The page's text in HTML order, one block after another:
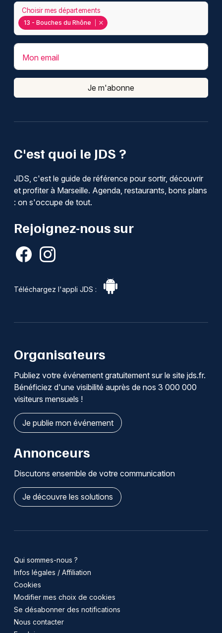
C'est quoi le JDS ?
JDS, c'est le guide de référence pour sortir, découvrir
et profiter à Marseille. Agenda, restaurants, bons plans
: on s'occupe de tout.
Rejoignez-nous sur
Téléchargez l'appli JDS :
13 - Bouches du Rhône
Choisir mes départements
Mon email
Je m'abonne
Organisateurs
Publiez votre événement gratuitement sur le site jds.fr.
Bénéficiez d'une visibilité auprès de nos 3 000 000
visiteurs mensuels !
Je publie mon événement
Annonceurs
Discutons ensemble de votre communication
Je découvre les solutions
Qui sommes-nous ?
Infos légales / Affiliation
Cookies
Modifier mes choix de cookies
Se désabonner des notifications
Nous contacter